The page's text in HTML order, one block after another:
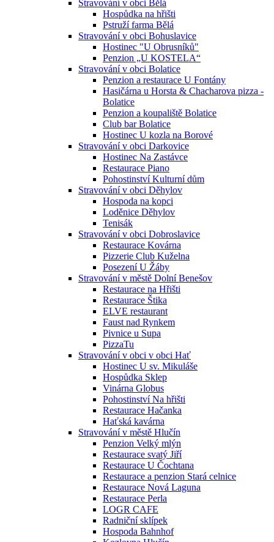
Stravování v obci Bělá
Hospůdka na hřišti
Pstruží farma Bělá
Stravování v obci Bohuslavice
Hostinec "U Obrusníků"
Penzion „U KOSTELA“
Stravování v obci Bolatice
Penzion a restaurace U Fontány
Hasičárna u Horsta & Chacharova pizza -
Bolatice
Penzion a koupaliště Bolatice
Club bar Bolatice
Hostinec U kozla na Borové
Stravování v obci Darkovice
Hostinec Na Zastávce
Restaurace Piano
Pohostinství Kulturní dům
Stravování v obci Děhylov
Hospoda na kopci
Loděnice Děhylov
Tenisák
Stravování v obci Dobroslavice
Restaurace Kovárna
Pizzerie Club Kuželna
Posezení U Žáby
Stravování v městě Dolní Benešov
Restaurace na Hřišti
Restaurace Štika
ELVE restaurant
Faust nad Rynkem
Pivnice u Supa
PizzaTu
Stravování v obci v obci Hať
Hostinec U sv. Mikuláše
Hospůdka Sklep
Vinárna Globus
Pohostinství Na hřišti
Restaurace Hačanka
Haťská kavárna
Stravování v městě Hlučín
Penzion Velký mlýn
Restaurace svatý Jiří
Restaurace U Čochtana
Restaurace a penzion Stará celnice
Restaurace Nová Laguna
Restaurace Perla
LOGR CAFE
Radniční sklípek
Hospoda Bahnhof